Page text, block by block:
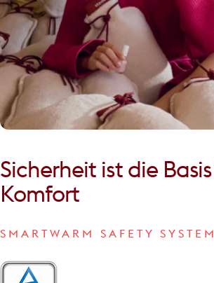
Sicherheit ist die Basis
Komfort
SMARTWARM SAFETY SYSTEM